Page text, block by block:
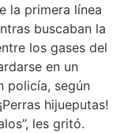
la primera línea
buscaban la
los gases del
en un
policía, según
hijueputas!
les gritó.